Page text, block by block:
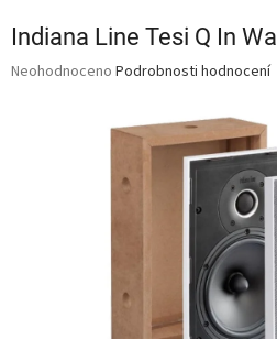
Indiana Line Tesi Q In Wall
Průměrné
Neohodnoceno Podrobnosti hodnocení